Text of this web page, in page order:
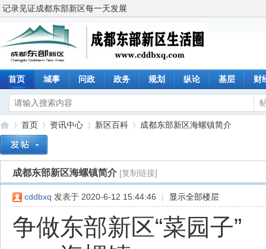
记录见证成都东部新区每一天发展
首页 城事 问政 政务 规划 纵论 基层 财
»
首页
›
资讯中心
›
新区百科
›
成都东部新区海螺镇简介
成都东部新区海螺镇简介 [复制链接]
cddbxq 发表于 2020-6-12 15:44:46 | 显示全部楼层
争做东部新区“菜园子”